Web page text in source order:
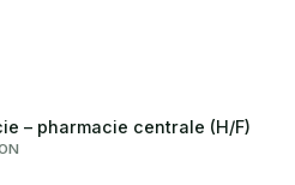
– pharmacie centrale (H/F)